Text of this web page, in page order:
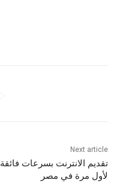
Next article
تقديم الانترنت بسرعات فائقة
لأول مرة في مصر